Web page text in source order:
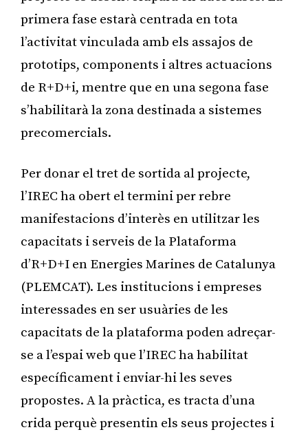
primera fase estarà centrada en tota
l’activitat vinculada amb els assajos de
prototips, components i altres actuacions
de R+D+i, mentre que en una segona fase
s’habilitarà la zona destinada a sistemes
precomercials.
Per donar el tret de sortida al projecte,
l’IREC ha obert el termini per rebre
manifestacions d’interès en utilitzar les
capacitats i serveis de la Plataforma
d’R+D+I en Energies Marines de Catalunya
(PLEMCAT). Les institucions i empreses
interessades en ser usuàries de les
capacitats de la plataforma poden adreçar-
se a l’espai web que l’IREC ha habilitat
específicament i enviar-hi les seves
propostes. A la pràctica, es tracta d’una
crida perquè presentin els seus projectes i